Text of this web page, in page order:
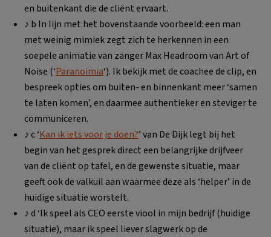
en buitenkant die de cliënt ervaart.
♪ b In lijn met het bovenstaande voorbeeld: een man
met weinig mimiek zegt zich te herkennen in een
soepele animatie van zanger Max Headroom van Art of
Noise (‘Paranoimia‘). Ik bekijk met de coachee de clip, en
bespreek opties om buiten- en binnenkant meer ‘samen
te laten komen’, en daarmee authentieker en steviger te
communiceren.
♪ c ‘Kan ik iets voor je doen?’ van De Dijk legt bij het
begin van het gesprek direct een belangrijke drijfveer
van de cliënt op tafel, en de gewenste situatie, maar
geeft ook de valkuil aan waarmee deze als ‘helper’ in de
huidige situatie worstelt.
♪ d ‘Ik speel als CEO eerste viool in mijn bedrijf (huidige
situatie), maar ik speel liever slagwerk op de